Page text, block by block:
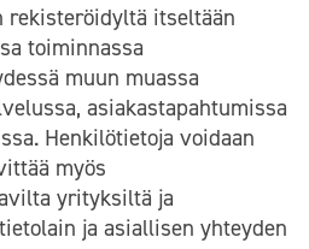
rekisteröidyltä itseltään
toiminnassa
muun muassa
asiakastapahtumissa
Henkilötietoja voidaan
myös
yrityksiltä ja
ja asiallisen yhteyden